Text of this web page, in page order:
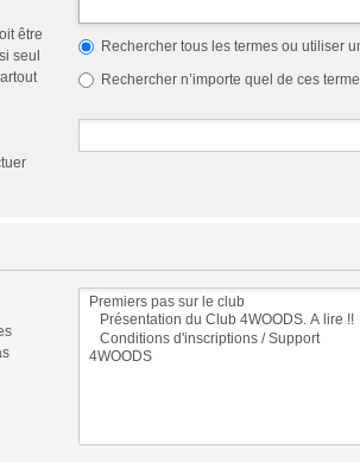
être
seul
Rechercher tous les termes ou utiliser
Rechercher n’importe quel de ces